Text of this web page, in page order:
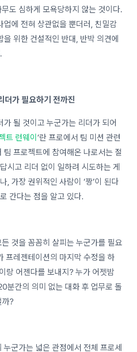
도 심하게 모욕당하지 않는 것이다.
업에 전혀 상관없을 뿐더러, 친밀감
을 위한 건설적인 반대, 반박 의견에
더가 필요하기 전까진
가 될 것이고 누군가는 리더가 되어
트 런웨이‘란 프로에서 팀 미션 관련
팀 프로젝트에 참여해온 나로서는 절
시고 리더 없이 일하려 시도하는 게
, 가장 권위적인 사람이 ‘짱’이 된다
간다는 점을 알고 있다.
것을 꼼꼼히 살피는 누군가를 필요
프레젠테이션의 마지막 수정을 하
랑 어젠다를 보내지? 누가 어젯밤
분간의 의미 없는 대화 후 업무로 돌
까?
누군가는 넓은 관점에서 전체 프로세